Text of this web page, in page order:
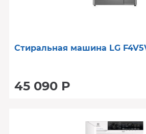
Стиральная машина LG
45 090 Р